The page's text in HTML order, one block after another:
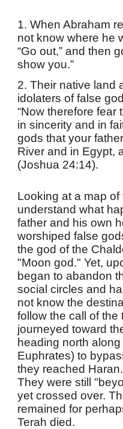
1. When Abraham
not know where he
“Go out,” and then
show you.”
2. Their native land
idolaters of false
“Now therefore fear
in sincerity and in
gods that your
River and in Egypt,
(Joshua 24:14).
Looking at a map
understand what
father and his own
worshiped false
the god of the
"Moon god." Yet,
began to abandon
social circles and
not know the
follow the call of the
journeyed toward
heading north
Euphrates) to
they reached
They were still
yet crossed over.
remained for
Terah died.